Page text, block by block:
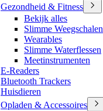
Gezondheid & Fitness
Bekijk alles
Slimme Weegschalen
Wearables
Slimme Waterflessen
Meetinstrumenten
E-Readers
Bluetooth Trackers
Huisdieren
Opladen & Accessoires